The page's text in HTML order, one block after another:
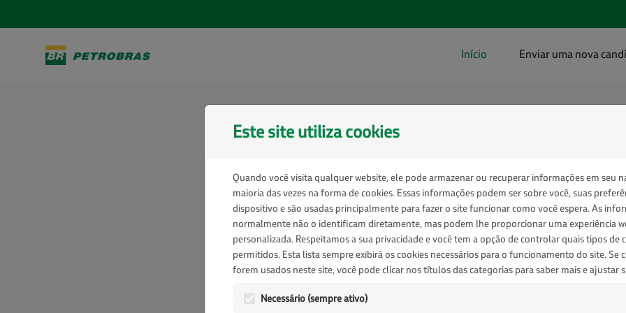
Início Enviar uma nova
Patrocínios de Comunicação
Olá, receba as nossas boas-vindas! Esta é a
para a Petrobras.
Confira as informações abaixo antes de enviar seu
PROJETOS DE CULTURA + ESPORTE + NEGÓCIO,
Este site utiliza cookies
Quando você visita qualquer website, ele pode armazenar ou recuperar informações em seu
maioria das vezes na forma de cookies. Essas informações podem ser sobre você, suas
dispositivo e são usadas principalmente para fazer o site funcionar como você espera. As
normalmente não o identificam diretamente, mas podem lhe proporcionar uma experiência
personalizada. Respeitamos a sua privacidade e você tem a opção de controlar quais tipos de
permitidos. Esta lista sempre exibirá os cookies necessários para o funcionamento do site. Se
forem usados ​​neste site, você pode clicar nos títulos das categorias para saber mais e ajustar
Necessário (sempre ativo)